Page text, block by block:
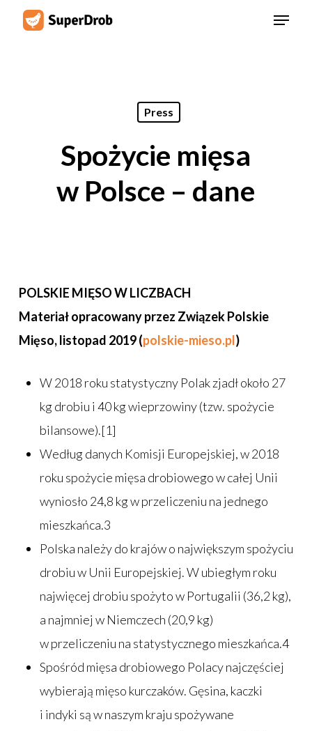
Menu
Press
Spożycie mięsa
w Polsce – dane
POLSKIE MIĘSO W LICZBACH
Materiał opracowany przez Związek Polskie
Mięso, listopad 2019 (polskie-mieso.pl)
W 2018 roku statystyczny Polak zjadł około 27
kg drobiu i 40 kg wieprzowiny (tzw. spożycie
bilansowe).[1]
Według danych Komisji Europejskiej, w 2018
roku spożycie mięsa drobiowego w całej Unii
wyniosło 24,8 kg w przeliczeniu na jednego
mieszkańca.3
Polska należy do krajów o największym spożyciu
drobiu w Unii Europejskiej. W ubiegłym roku
najwięcej drobiu spożyto w Portugalii (36,2 kg),
a najmniej w Niemczech (20,9 kg)
w przeliczeniu na statystycznego mieszkańca.4
Spośród mięsa drobiowego Polacy najczęściej
wybierają mięso kurczaków. Gęsina, kaczki
i indyki są w naszym kraju spożywane